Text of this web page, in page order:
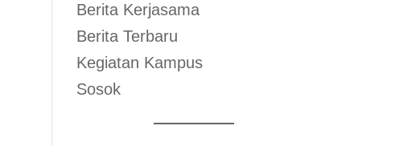
Berita Kerjasama
Berita Terbaru
Kegiatan Kampus
Sosok